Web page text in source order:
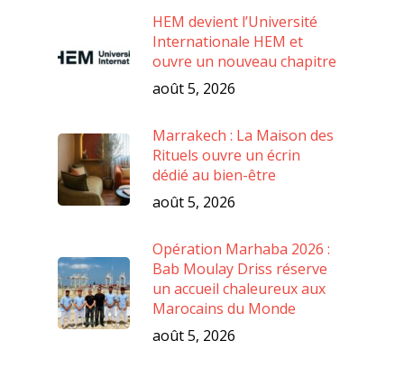
HEM devient l’Université
Internationale HEM et
ouvre un nouveau chapitre
août 5, 2026
Marrakech : La Maison des
Rituels ouvre un écrin
dédié au bien-être
août 5, 2026
Opération Marhaba 2026 :
Bab Moulay Driss réserve
un accueil chaleureux aux
Marocains du Monde
août 5, 2026